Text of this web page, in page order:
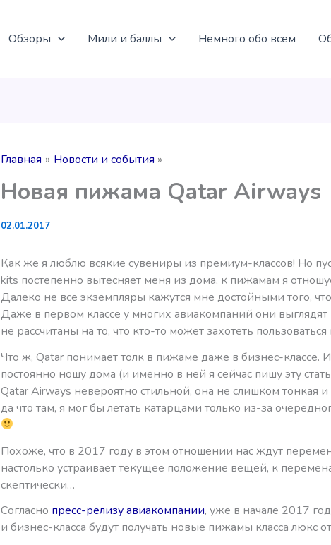
Обзоры Мили и баллы Немного обо всем
Главная Новости и события
Новая пижама Qatar Airways
02.01.2017
Как же я люблю всякие сувениры из премиум-классов! Но
kits постепенно вытесняет меня из дома, к пижамам я
Далеко не все экземпляры кажутся мне достойными того,
Даже в первом классе у многих авиакомпаний они
не рассчитаны на то, что кто-то может захотеть
Что ж, Qatar понимает толк в пижаме даже в бизнес-классе.
постоянно ношу дома (и именно в ней я сейчас пишу эту
Qatar Airways невероятно стильной, она не слишком тонкая
да что там, я мог бы летать катарцами только из-за
Похоже, что в 2017 году в этом отношении нас ждут
настолько устраивает текущее положение вещей, к
скептически…
Согласно пресс-релизу авиакомпании, уже в начале 2017
и бизнес-класса будут получать новые пижамы класса люкс